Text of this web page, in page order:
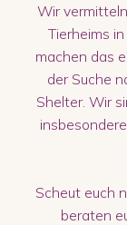
Wir
Tierheims
machen das
der Suche
Shelter. Wir
Scheut euch
beraten